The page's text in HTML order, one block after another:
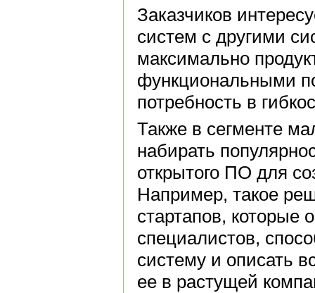
Заказчиков
систем с другими
максимально
функциональными
потребность в
Также в сегменте
набирать
открытого ПО для
Например, такое
стартапов, которые
специалистов,
систему и описать
ее в растущей